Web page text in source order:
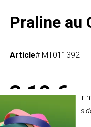
Praline au
Article# MT011392
3,19 €/ par
TVA comprise, hors frais